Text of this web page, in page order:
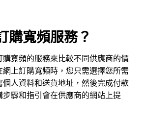
購寬頻服務？
購寬頻的服務來比較不同供應商的價
網上訂購寬頻時，您只需選擇您所需
個人資料和送貨地址，然後完成付款
步驟和指引會在供應商的網站上提